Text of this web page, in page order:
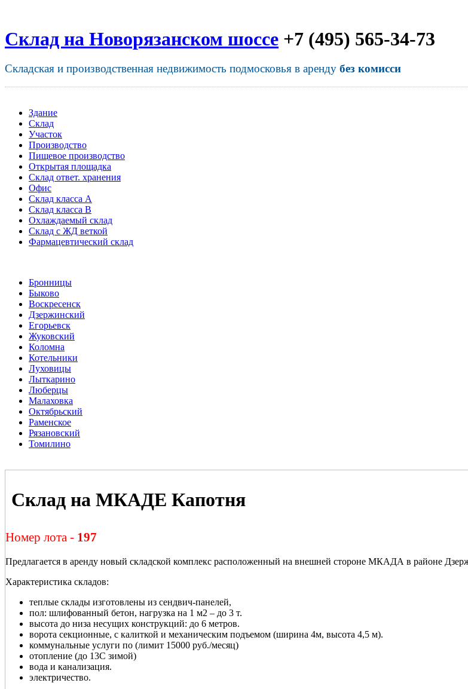
Склад на Новорязанском шоссе +7 (495) 565-34-73
Складская и производственная недвижимость подмосковья в аренду без комисси
Здание
Склад
Участок
Производство
Пищевое производство
Открытая площадка
Склад ответ. хранения
Офис
Склад класса A
Склад класса B
Охлаждаемый склад
Склад с ЖД веткой
Фармацевтический склад
Бронницы
Быково
Воскресенск
Дзержинский
Егорьевск
Жуковский
Коломна
Котельники
Луховицы
Лыткарино
Люберцы
Малаховка
Октябрьский
Раменское
Рязановский
Томилино
Склад на МКАДЕ Капотня
Номер лота - 197
Предлагается в аренду новый складской комплекс расположенный на внешней стороне МКАДА в районе
Характеристика складов:
теплые склады изготовлены из сендвич-панелей,
пол: шлифованный бетон, нагрузка на 1 м2 – до 3 т.
высота до низа несущих конструкций: до 6 метров.
ворота секционные, с калиткой и механическим подъемом (ширина 4м, высота 4,5 м).
коммунальные услуги по (лимит 15000 руб./месяц)
отопление (до 13C зимой)
вода и канализация.
электричество.